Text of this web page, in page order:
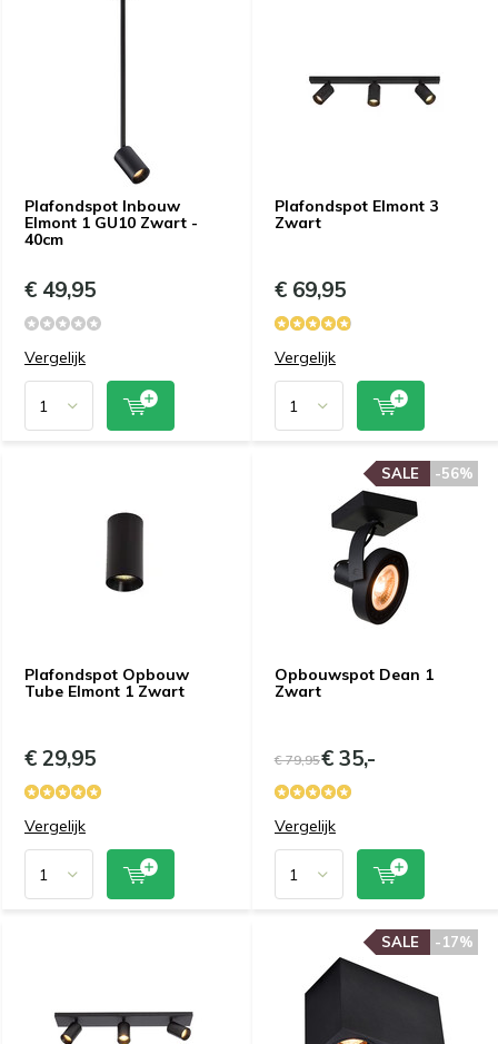
Plafondspot Inbouw
Elmont 1 GU10 Zwart -
40cm
€ 49,95
Vergelijk
Plafondspot Elmont 3
Zwart
€ 69,95
Vergelijk
Plafondspot Opbouw
Tube Elmont 1 Zwart
€ 29,95
Vergelijk
Opbouwspot Dean 1
Zwart
-56%
SALE
€ 79,95€ 35,-
Vergelijk
-17%
SALE